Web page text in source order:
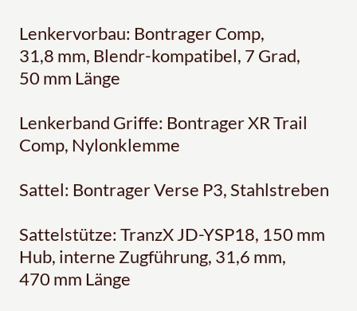
Lenkervorbau: Bontrager Comp,
31,8 mm, Blendr-kompatibel, 7 Grad,
50 mm Länge
Lenkerband Griffe: Bontrager XR Trail
Comp, Nylonklemme
Sattel: Bontrager Verse P3, Stahlstreben
Sattelstütze: TranzX JD-YSP18, 150 mm
Hub, interne Zugführung, 31,6 mm,
470 mm Länge